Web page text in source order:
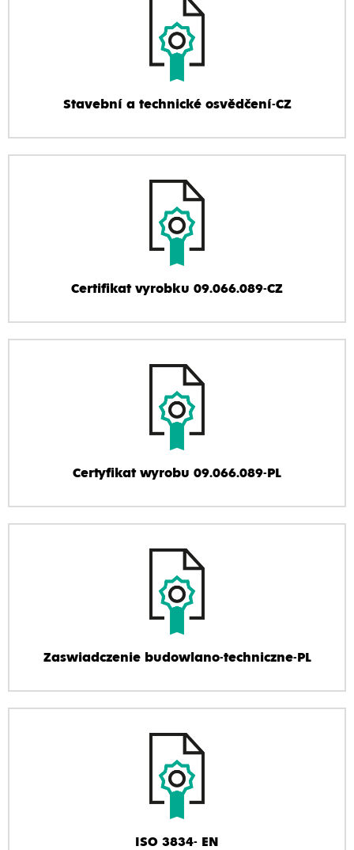
Stavební a technické osvědčení-CZ
Certifikat vyrobku 09.066.089-CZ
Certyfikat wyrobu 09.066.089-PL
Zaswiadczenie budowlano-techniczne-PL
ISO 3834- EN